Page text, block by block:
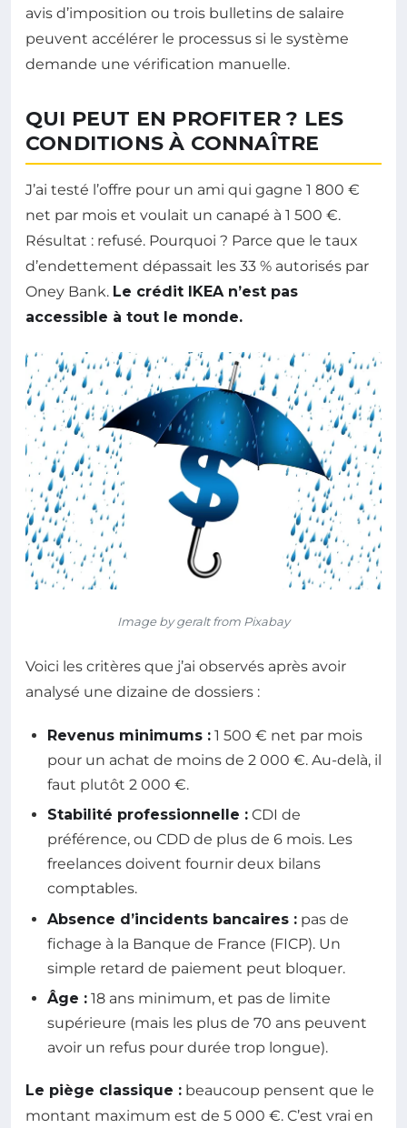
avis d’imposition ou trois bulletins de salaire
peuvent accélérer le processus si le système
demande une vérification manuelle.
QUI PEUT EN PROFITER ? LES
CONDITIONS À CONNAÎTRE
J’ai testé l’offre pour un ami qui gagne 1 800 €
net par mois et voulait un canapé à 1 500 €.
Résultat : refusé. Pourquoi ? Parce que le taux
d’endettement dépassait les 33 % autorisés par
Oney Bank. Le crédit IKEA n’est pas
accessible à tout le monde.
Image by geralt from Pixabay
Voici les critères que j’ai observés après avoir
analysé une dizaine de dossiers :
Revenus minimums : 1 500 € net par mois
pour un achat de moins de 2 000 €. Au-delà, il
faut plutôt 2 000 €.
Stabilité professionnelle : CDI de
préférence, ou CDD de plus de 6 mois. Les
freelances doivent fournir deux bilans
comptables.
Absence d’incidents bancaires : pas de
fichage à la Banque de France (FICP). Un
simple retard de paiement peut bloquer.
Âge : 18 ans minimum, et pas de limite
supérieure (mais les plus de 70 ans peuvent
avoir un refus pour durée trop longue).
Le piège classique : beaucoup pensent que le
montant maximum est de 5 000 €. C’est vrai en